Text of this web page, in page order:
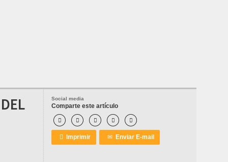
Social media
Comparte este artículo
    
 Imprimir ✉ Enviar E-mail